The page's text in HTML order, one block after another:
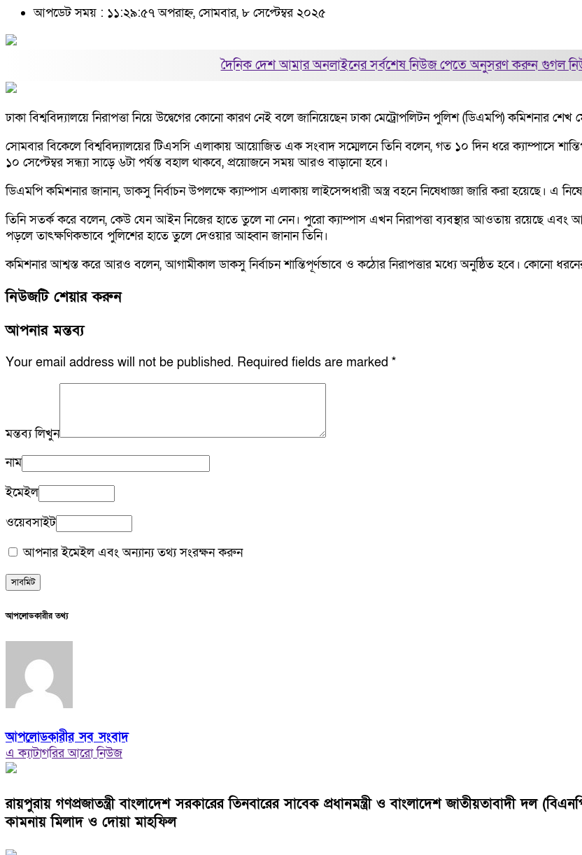
আপডেট সময় : ১১:২৯:৫৭ অপরাহ্ন, সোমবার, ৮ সেপ্টেম্বর ২০২৫
দৈনিক দেশ আমার অনলাইনের সর্বশেষ নিউজ পেতে অনুসরণ করুনগুগল
ঢাকা বিশ্ববিদ্যালয়ে নিরাপত্তা নিয়ে উদ্বেগের কোনো কারণ নেই বলে জানিয়েছেন ঢাকা মেট্রোপলিটন পুলিশ (ডিএমপি) কমিশনার
সোমবার বিকেলে বিশ্ববিদ্যালয়ের টিএসসি এলাকায় আয়োজিত এক সংবাদ সম্মেলনে তিনি বলেন, গত ১০ দিন ধরে ক্যাম্পাসে
১০ সেপ্টেম্বর সন্ধ্যা সাড়ে ৬টা পর্যন্ত বহাল থাকবে, প্রয়োজনে সময় আরও বাড়ানো হবে।
ডিএমপি কমিশনার জানান, ডাকসু নির্বাচন উপলক্ষে ক্যাম্পাস এলাকায় লাইসেন্সধারী অস্ত্র বহনে নিষেধাজ্ঞা জারি করা হয়েছে। এ
তিনি সতর্ক করে বলেন, কেউ যেন আইন নিজের হাতে তুলে না নেন। পুরো ক্যাম্পাস এখন নিরাপত্তা ব্যবস্থার আওতায় রয়েছে এবং
পড়লে তাৎক্ষণিকভাবে পুলিশের হাতে তুলে দেওয়ার আহ্বান জানান তিনি।
কমিশনার আশ্বস্ত করে আরও বলেন, আগামীকাল ডাকসু নির্বাচন শান্তিপূর্ণভাবে ও কঠোর নিরাপত্তার মধ্যে অনুষ্ঠিত হবে। কোনো
নিউজটি শেয়ার করুন
আপনার মন্তব্য
Your email address will not be published. Required fields are marked *
মন্তব্য লিখুন
নাম
ইমেইল
ওয়েবসাইট
আপনার ইমেইল এবং অন্যান্য তথ্য সংরক্ষন করুন
আপলোডকারীর তথ্য
আপলোডকারীর সব সংবাদ
এ ক্যাটাগরির আরো নিউজ
রায়পুরায় গণপ্রজাতন্ত্রী বাংলাদেশ সরকারের তিনবারের সাবেক প্রধানমন্ত্রী ও বাংলাদেশ জাতীয়তাবাদী দল
কামনায় মিলাদ ও দোয়া মাহফিল